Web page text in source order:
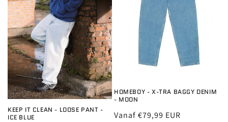
i
e
:
KEEP IT CLEAN - LOOSE PANT -
ICE BLUE
HOMEBOY - X-TRA BAGGY DENIM
- MOON
Normale
Vanaf €79,99 EUR